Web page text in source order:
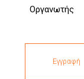
Οργανωτής
Εγγραφή